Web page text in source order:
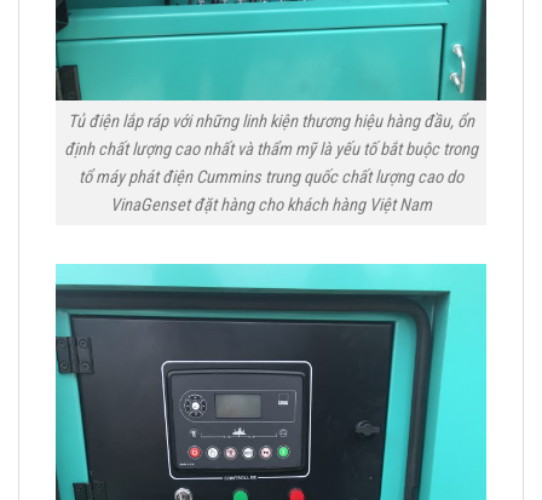
Tủ điện lắp ráp với những linh kiện thương hiệu hàng đầu, ổn
định chất lượng cao nhất và thẩm mỹ là yếu tố bắt buộc trong
tổ máy phát điện Cummins trung quốc chất lượng cao do
VinaGenset đặt hàng cho khách hàng Việt Nam